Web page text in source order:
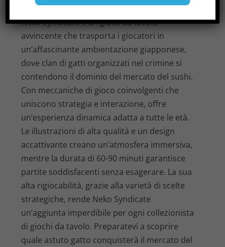
Mar 7, 2026|Notizie|0 |
Neko Syndicate è un gioco da tavolo
avvincente che trasporta i giocatori in
un’affascinante ambientazione giapponese,
dove clan di gatti organizzati nel crimine si
contendono il dominio del mercato del sushi.
Con meccaniche di gioco coinvolgenti che
uniscono strategia e interazione, offre
un’esperienza dinamica adatta a tutte le età.
Le illustrazioni di alta qualità e un design
accattivante creano un’atmosfera immersiva,
mentre la durata di 60-90 minuti garantisce
partite soddisfacenti senza esagerare. La sua
alta rigiocabilità, grazie alla varietà di scelte
strategiche, rende Neko Syndicate
un’aggiunta imperdibile per ogni collezionista
di giochi da tavolo. Preparatevi a scoprire
quale astuto gatto conquisterà il mercato del